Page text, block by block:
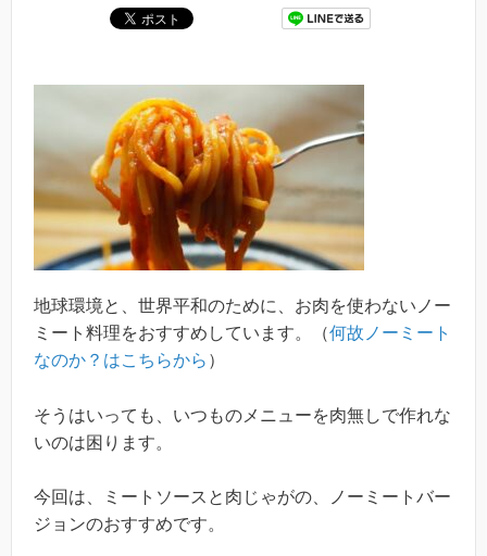
地球環境と、世界平和のために、お肉を使わないノー
ミート料理をおすすめしています。（何故ノーミート
なのか？はこちらから ）
そうはいっても、いつものメニューを肉無しで作れな
いのは困ります。
今回は、ミートソースと肉じゃがの、ノーミートバー
ジョンのおすすめです。